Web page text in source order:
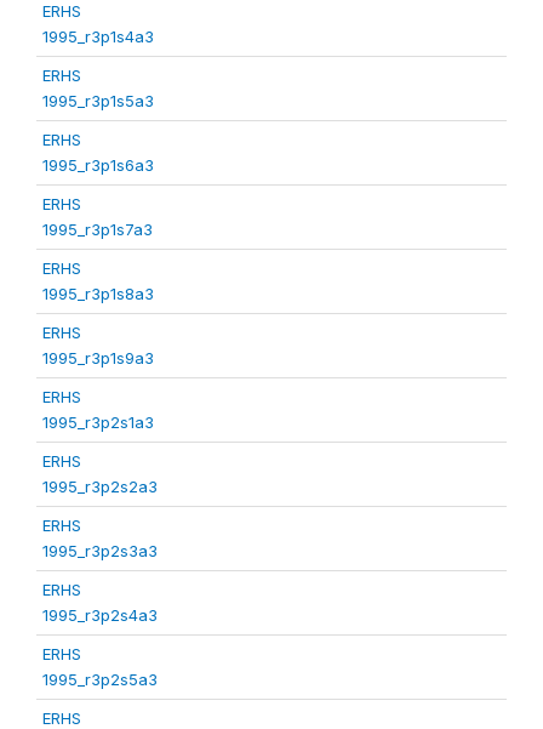
ERHS
1995_r3p1s4a3
ERHS
1995_r3p1s5a3
ERHS
1995_r3p1s6a3
ERHS
1995_r3p1s7a3
ERHS
1995_r3p1s8a3
ERHS
1995_r3p1s9a3
ERHS
1995_r3p2s1a3
ERHS
1995_r3p2s2a3
ERHS
1995_r3p2s3a3
ERHS
1995_r3p2s4a3
ERHS
1995_r3p2s5a3
ERHS